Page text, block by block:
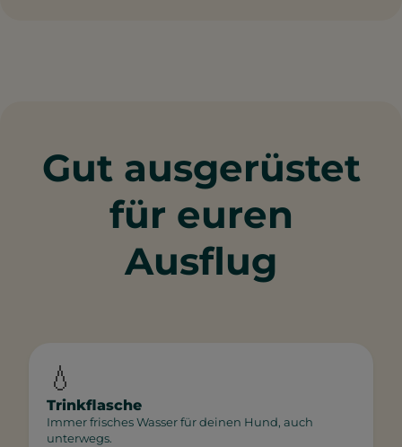
Gut ausgerüstet
für euren
Ausflug
💧
Trinkflasche
Immer frisches Wasser für deinen Hund, auch
unterwegs.